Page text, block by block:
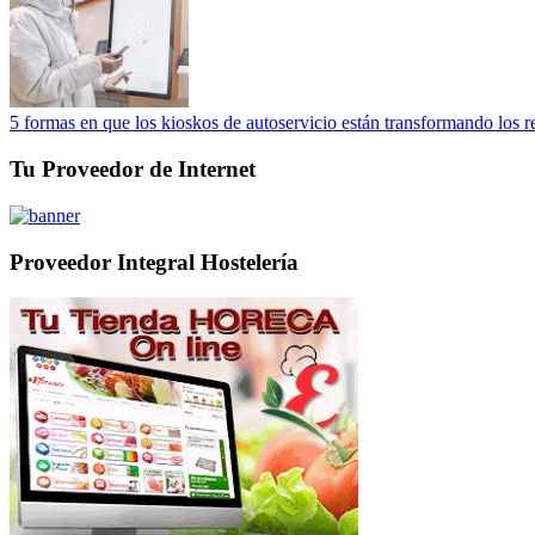
5 formas en que los kioskos de autoservicio están transformando los
Tu Proveedor de Internet
Proveedor Integral Hostelería